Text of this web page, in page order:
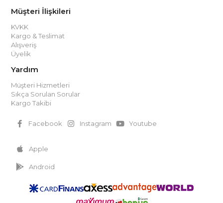
Müşteri İlişkileri
KVKK
Kargo & Teslimat
Alışveriş
Üyelik
Yardım
Müşteri Hizmetleri
Sıkça Sorulan Sorular
Kargo Takibi
Facebook Instagram Youtube
Apple
Android